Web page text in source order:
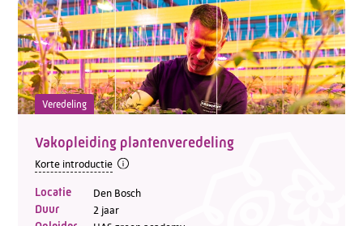
Veredeling
Vakopleiding plantenveredeling
Korte introductie
Locatie Den Bosch
Duur 2 jaar